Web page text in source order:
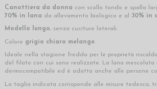
Canottiera da donna con scollo tondo e spalla
70% in lana da allevamento biologico e al 30% in
Modello lungo, senza cuciture laterali.
Colore grigio chiaro melange.
Ideale nella stagione fredda per le proprietà
del filato con cui sono realizzate. La lana mescolata
dermocompatibile ed è adatta anche alle persone
La taglia indicata corrisponde alle misure tedesca,